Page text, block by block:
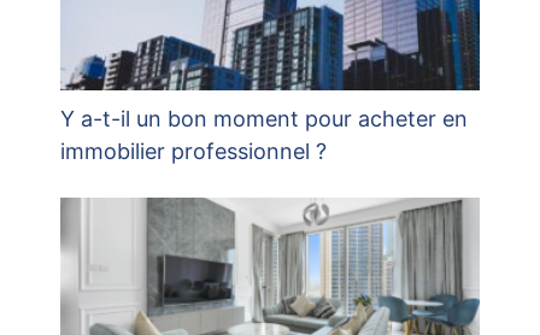
Y a-t-il un bon moment pour acheter en
immobilier professionnel ?